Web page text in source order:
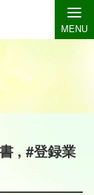
MENU
, #登録業